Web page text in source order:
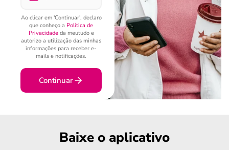
Ao clicar em 'Continuar', declaro
que conheço a Política de
Privacidadeda meutudo e
autorizo a utilização das minhas
informações para receber e-
mails e notificações.
Continuar
Baixe o aplicativo